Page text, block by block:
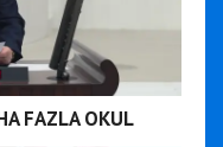
FAZLA OKUL